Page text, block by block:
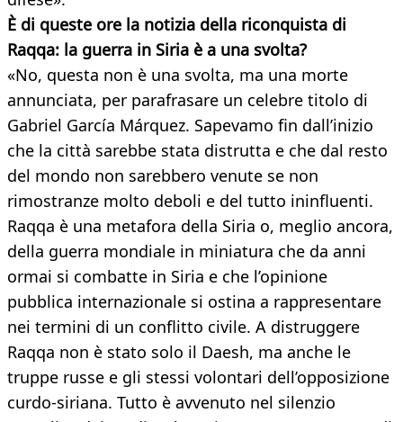
È di queste ore la notizia della riconquista di
Raqqa: la guerra in Siria è a una svolta?
«No, questa non è una svolta, ma una morte
annunciata, per parafrasare un celebre titolo di
Gabriel García Márquez. Sapevamo fin dall’inizio
che la città sarebbe stata distrutta e che dal resto
del mondo non sarebbero venute se non
rimostranze molto deboli e del tutto ininfluenti.
Raqqa è una metafora della Siria o, meglio ancora,
della guerra mondiale in miniatura che da anni
ormai si combatte in Siria e che l’opinione
pubblica internazionale si ostina a rappresentare
nei termini di un conflitto civile. A distruggere
Raqqa non è stato solo il Daesh, ma anche le
truppe russe e gli stessi volontari dell’opposizione
curdo-siriana. Tutto è avvenuto nel silenzio